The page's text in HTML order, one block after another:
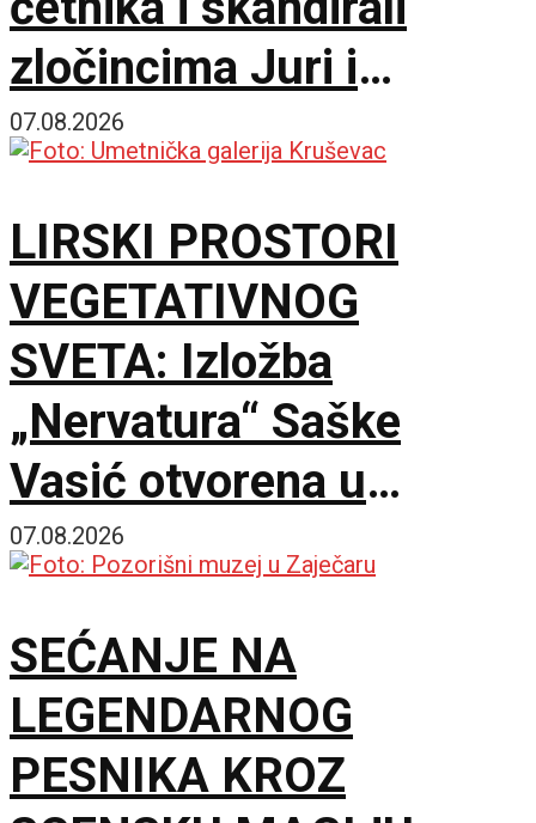
zločincima Juri i
Bobanu
07.08.2026
LIRSKI PROSTORI
VEGETATIVNOG
SVETA: Izložba
„Nervatura“ Saške
Vasić otvorena u
Kruševcu
07.08.2026
SEĆANJE NA
LEGENDARNOG
PESNIKA KROZ